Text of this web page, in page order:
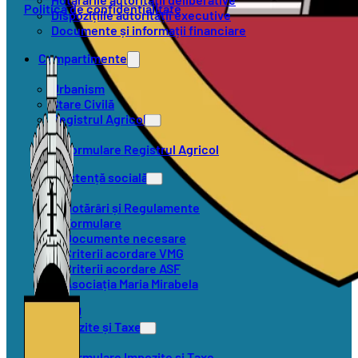
Dispozițiile autorității executive
Documente și informații financiare
Compartimente
Urbanism
Stare Civilă
Registrul Agricol
Formulare Registrul Agricol
Asistență socială
Hotărâri și Regulamente
Formulare
Documente necesare
Criterii acordare VMG
Criterii acordare ASF
Asociația Maria Mirabela
SVSU
Impozite și Taxe
Politica de confidențialitate